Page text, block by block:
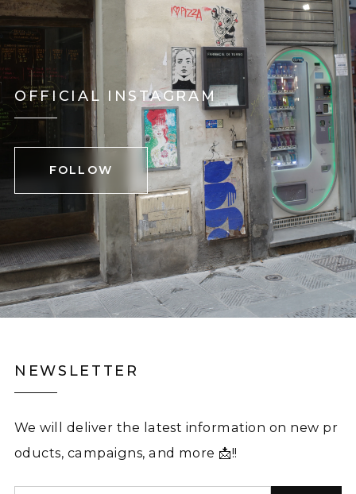
OFFICIAL INSTAGRAM
FOLLOW
NEWSLETTER
We will deliver the latest information on new pr
oducts, campaigns, and more 📩!!